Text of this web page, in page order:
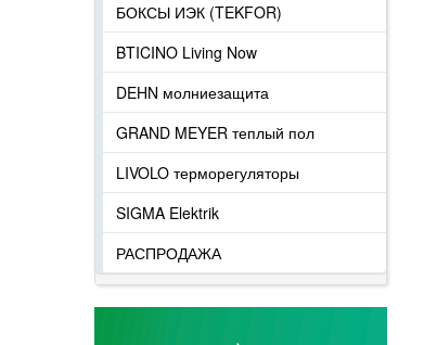
БОКСЫ ИЭК (TEKFOR)
BTICINO Living Now
DEHN молниезащита
GRAND MEYER теплый пол
LIVOLO терморегуляторы
SIGMA Elektrik
РАСПРОДАЖА